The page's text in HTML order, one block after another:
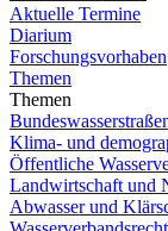
Aktuelle Termine
Diarium
Forschungsvorhaben
Themen
Themen
Klima- und
Öffentliche
Landwirtschaft und
Abwasser und